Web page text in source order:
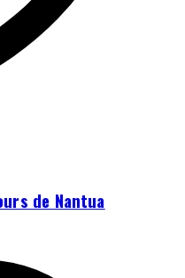
de Nantua